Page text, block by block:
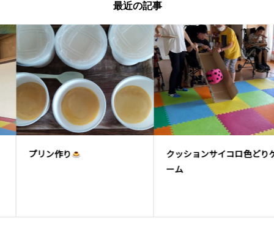
最近の記事
プリン作り
クッションサイコロ色どりゲ
ーム